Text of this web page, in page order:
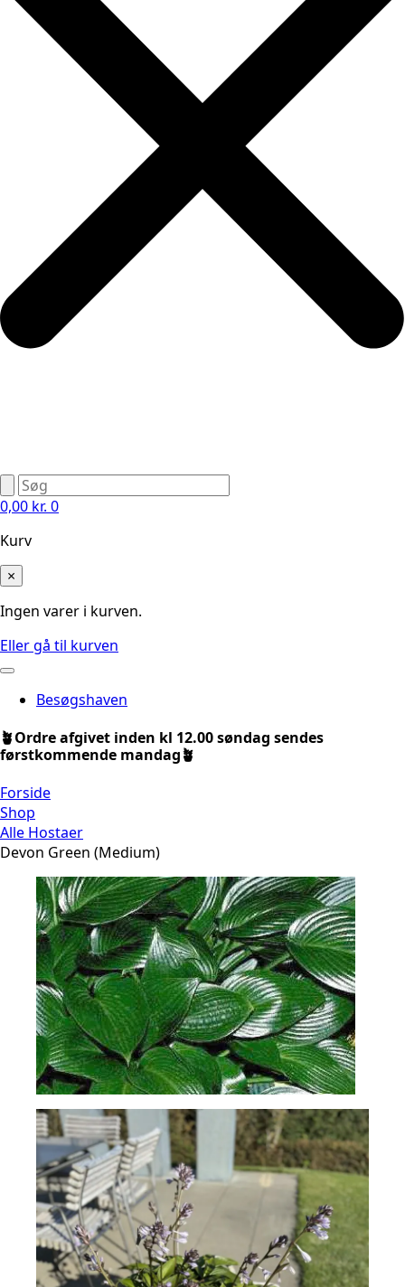
0,00 kr. 0
Kurv
×
Ingen varer i kurven.
Eller gå til kurven
Besøgshaven
🪴Ordre afgivet inden kl 12.00 søndag sendes
førstkommende mandag🪴
Forside
Shop
Alle Hostaer
Devon Green (Medium)